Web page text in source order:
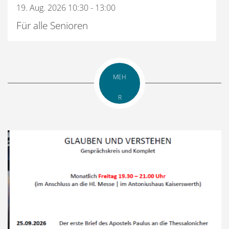
19. Aug. 2026 10:30 - 13:00
Für alle Senioren
MEH
R